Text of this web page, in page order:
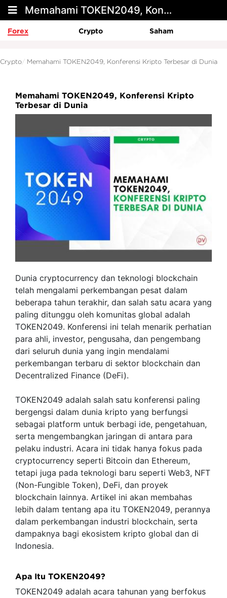
Memahami TOKEN2049, Konferensi Kripto Terbesar di Dunia
Forex Crypto Saham
Crypto Memahami TOKEN2049, Konferensi Kripto Terbesar di Dunia
Memahami TOKEN2049, Konferensi Kripto
Terbesar di Dunia
Dunia cryptocurrency dan teknologi blockchain
telah mengalami perkembangan pesat dalam
beberapa tahun terakhir, dan salah satu acara yang
paling ditunggu oleh komunitas global adalah
TOKEN2049. Konferensi ini telah menarik perhatian
para ahli, investor, pengusaha, dan pengembang
dari seluruh dunia yang ingin mendalami
perkembangan terbaru di sektor blockchain dan
Decentralized Finance (DeFi).
TOKEN2049 adalah salah satu konferensi paling
bergengsi dalam dunia kripto yang berfungsi
sebagai platform untuk berbagi ide, pengetahuan,
serta mengembangkan jaringan di antara para
pelaku industri. Acara ini tidak hanya fokus pada
cryptocurrency seperti Bitcoin dan Ethereum,
tetapi juga pada teknologi baru seperti Web3, NFT
(Non-Fungible Token), DeFi, dan proyek
blockchain lainnya. Artikel ini akan membahas
lebih dalam tentang apa itu TOKEN2049, perannya
dalam perkembangan industri blockchain, serta
dampaknya bagi ekosistem kripto global dan di
Indonesia.
Apa Itu TOKEN2049?
TOKEN2049 adalah acara tahunan yang berfokus